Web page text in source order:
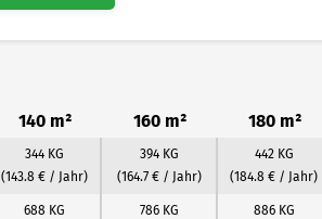
140 m² 160 m² 180 m²
344 KG
(143.8 € / Jahr)
394 KG
(164.7 € / Jahr)
442 KG
(184.8 € / Jahr)
688 KG
786 KG
886 KG